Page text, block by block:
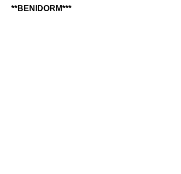
**BENIDORM***